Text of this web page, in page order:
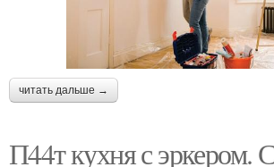
читать дальше →
П44т кухня с эркером.